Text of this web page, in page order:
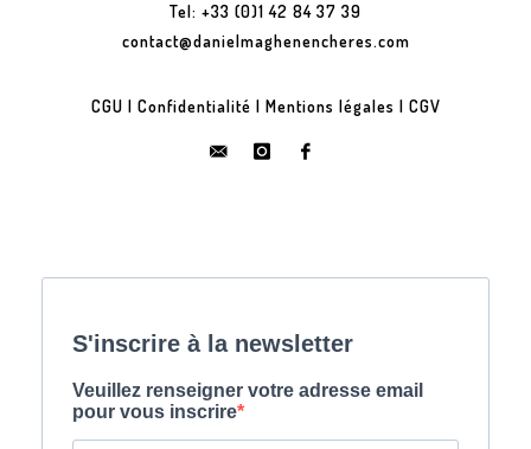
Tel: +33 (0)1 42 84 37 39
contact@danielmaghenencheres.com
CGU | Confidentialité | Mentions légales | CGV